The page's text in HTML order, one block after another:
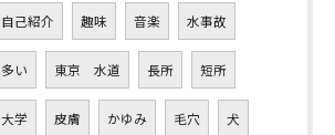
自己紹介 趣味 音楽 水事故
多い 東京 水道 長所 短所
大学 皮膚 かゆみ 毛穴 犬